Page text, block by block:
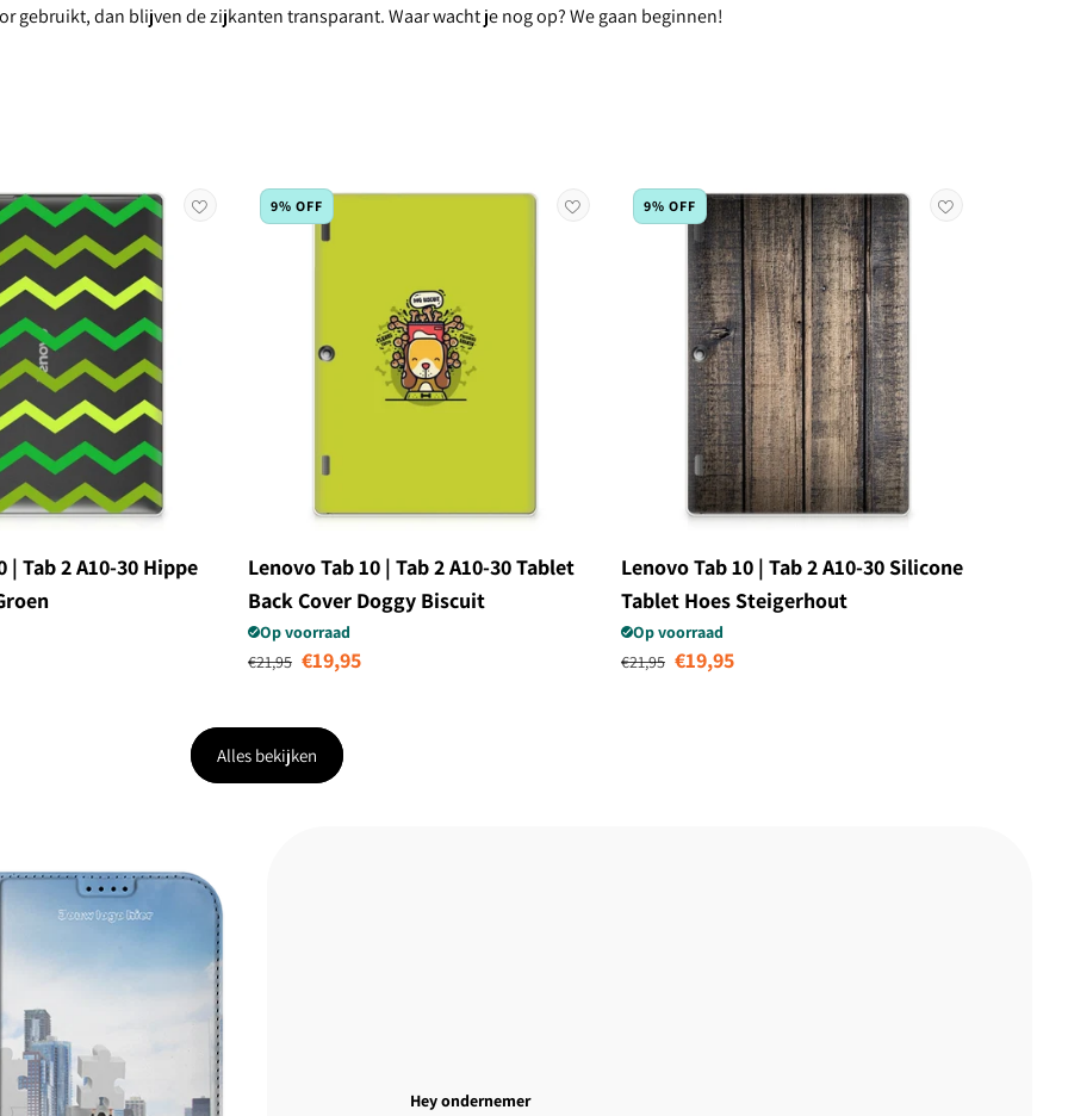
gebruikt, dan blijven de zijkanten transparant. Waar wacht je nog op? We gaan beginnen!
| Tab 2 A10-30 Hippe
9% OFF
Lenovo Tab 10 | Tab 2 A10-30 Tablet
Back Cover Doggy Biscuit
Op voorraad
Normale prijs
€21,95 Aanbiedingsprijs
€19,95
9% OFF
Lenovo Tab 10 | Tab 2 A10-30 Silicone
Tablet Hoes Steigerhout
Op voorraad
Normale prijs
€21,95 Aanbiedingsprijs
€19,95
Alles bekijken
Hey ondernemer